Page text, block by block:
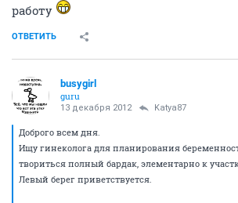
работу
ОТВЕТИТЬ
busygirl
guru
13 декабря 2012 Katya87
Доброго всем дня.
Ищу гинеколога для планирования
твориться полный бардак, элементарно к
Левый берег приветствуется.